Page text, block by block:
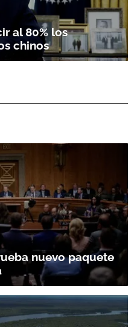
al 80% los
chinos
nuevo paquete